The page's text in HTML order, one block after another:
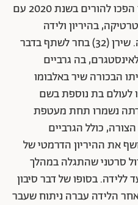
הזמר הבריטי המצליח ואישתו הפכו להורים בשנת 2020 עם
בהיריון ולידה
שנשמרו בסוד עד לאחר הלידה. שירן (32) בחר לשתף בדבר
בה גרביים
הבכורה שיר באלבומו
לעולם בת נוספת בשם
נשמרו תחת מעטפת
כולל הגרביים
2023, שירן חשף את ההיריון הדרמטי של
סרטני שהתגלה במהלך
ללידה. בסופו של דבר סיבון
הלידה עברה ניתוח שעבר